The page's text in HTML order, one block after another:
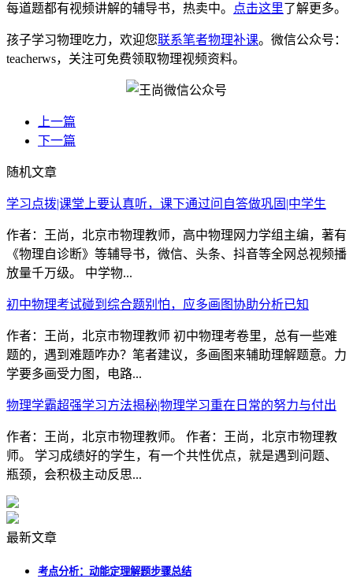
每道题都有视频讲解的辅导书，热卖中。
点击这里了解更多。
孩子学习物理吃力，欢迎您联系笔者物理补课。微信公众号：
teacherws，关注可免费领取物理视频资料。
上一篇
下一篇
随机文章
学习点拨|课堂上要认真听，课下通过问自答做巩固|中学生
作者：王尚，北京市物理教师，高中物理网力学组主编，著有
《物理自诊断》等辅导书，微信、头条、抖音等全网总视频播
放量千万级。 中学物...
初中物理考试碰到综合题别怕，应多画图协助分析已知
作者：王尚，北京市物理教师 初中物理考卷里，总有一些难
题的，遇到难题咋办？笔者建议，多画图来辅助理解题意。力
学要多画受力图，电路...
物理学霸超强学习方法揭秘|物理学习重在日常的努力与付出
作者：王尚，北京市物理教师。 作者：王尚，北京市物理教
师。 学习成绩好的学生，有一个共性优点，就是遇到问题、
瓶颈，会积极主动反思...
最新文章
考点分析：动能定理解题步骤总结